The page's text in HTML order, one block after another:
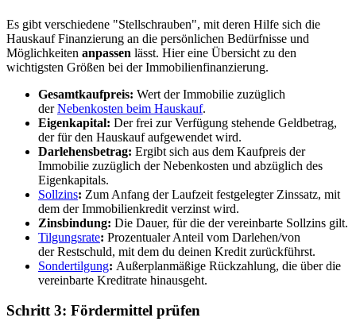
Es gibt verschiedene "Stellschrauben", mit deren Hilfe sich die
Hauskauf Finanzierung an die persönlichen Bedürfnisse und
Möglichkeiten anpassen lässt. Hier eine Übersicht zu den
wichtigsten Größen bei der Immobilienfinanzierung.
Gesamtkaufpreis: Wert der Immobilie zuzüglich
der Nebenkosten beim Hauskauf.
Eigenkapital: Der frei zur Verfügung stehende Geldbetrag,
der für den Hauskauf aufgewendet wird.
Darlehensbetrag: Ergibt sich aus dem Kaufpreis der
Immobilie zuzüglich der Nebenkosten und abzüglich des
Eigenkapitals.
Sollzins: Zum Anfang der Laufzeit festgelegter Zinssatz, mit
dem der Immobilienkredit verzinst wird.
Zinsbindung: Die Dauer, für die der vereinbarte Sollzins gilt.
Tilgungsrate: Prozentualer Anteil vom Darlehen/von
der Restschuld, mit dem du deinen Kredit zurückführst.
Sondertilgung: Außerplanmäßige Rückzahlung, die über die
vereinbarte Kreditrate hinausgeht.
Schritt 3: Fördermittel prüfen